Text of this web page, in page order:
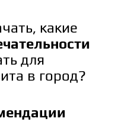
какие
для
в город?